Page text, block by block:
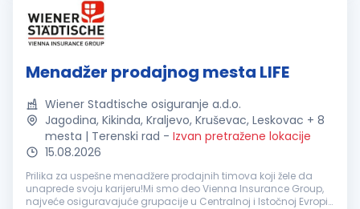
Menadžer prodajnog mesta LIFE
Wiener Stadtische osiguranje a.d.o.
Jagodina, Kikinda, Kraljevo, Kruševac, Leskovac + 8
mesta | Terenski rad - Izvan pretražene lokacije
15.08.2026
Prilika za uspešne menadžere prodajnih timova koji žele da
unaprede svoju karijeru!Mi smo deo Vienna Insurance Group,
najveće osiguravajuće grupacije u Centralnoj i Istočnoj Evropi.